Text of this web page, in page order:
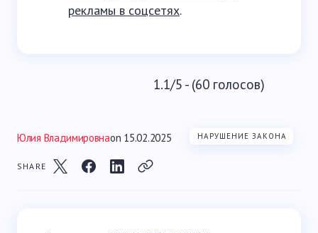
рекламы в соцсетях.
1.1/5 - (60 голосов)
Юлия Владимировнаon 15.02.2025 НАРУШЕНИЕ ЗАКОНА
SHARE